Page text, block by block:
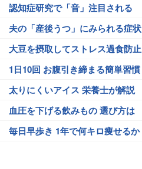
認知症研究で「音」注目される
夫の「産後うつ」にみられる症状
大豆を摂取してストレス過食防止
1日10回 お腹引き締まる簡単習慣
太りにくいアイス 栄養士が解説
血圧を下げる飲みもの 選び方は
毎日早歩き 1年で何キロ痩せるか